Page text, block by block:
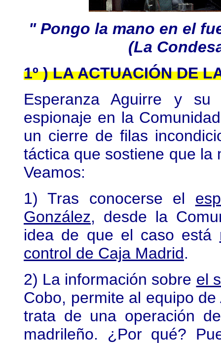
" Pongo la mano en el
(La
1º ) LA ACTUACIÓN DE
Esperanza Aguirre y
espionaje en la
un cierre de filas
táctica que sostiene que la
Veamos:
1) Tras conocerse el
González, desde la
idea de que el caso está
control de Caja Madrid.
2) La información sobre el
Cobo, permite al equipo
trata de una operación
madrileño. ¿Por qué?